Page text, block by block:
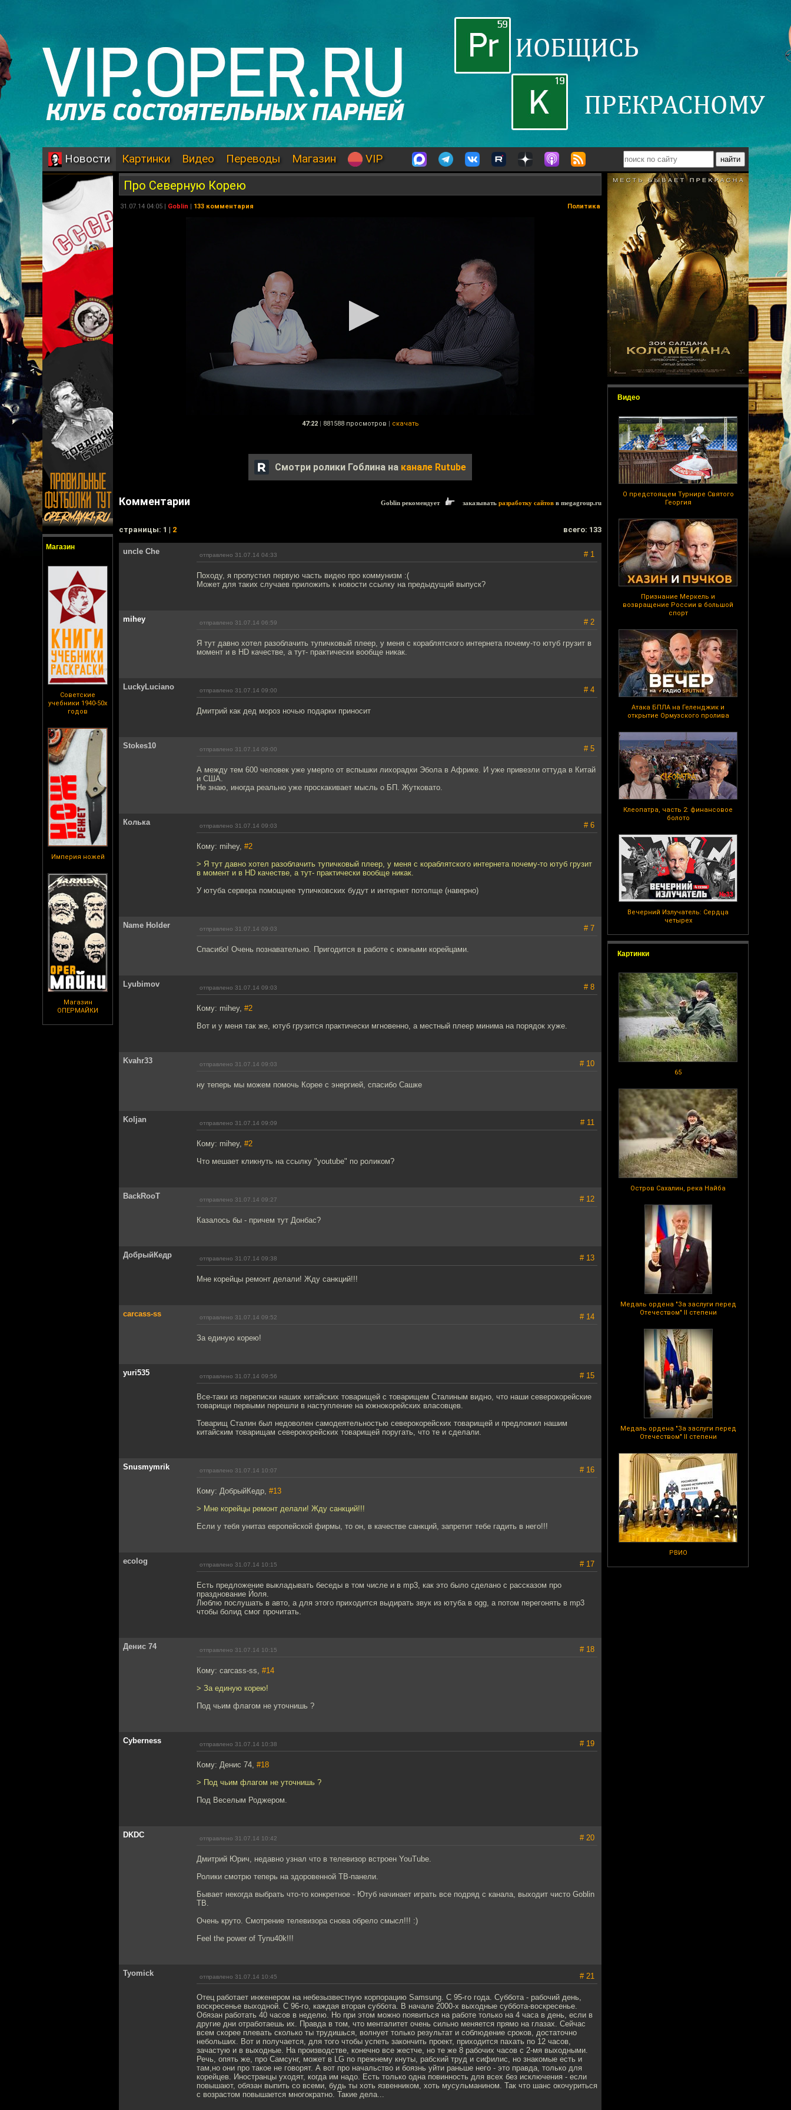
Новости Картинки Видео Переводы Магазин VIP
Магазин
Советские
учебники 1940-50х
годов
Империя ножей
Магазин
ОПЕРМАЙКИ
Видео
О предстоящем Турнире Святого
Георгия
Признание Меркель и
возвращение России в большой
спорт
Атака БПЛА на Геленджик и
открытие Ормузского пролива
Клеопатра, часть 2: финансовое
болото
Вечерний Излучатель: Сердца
четырех
Картинки
65
Остров Сахалин, река Найба
Медаль ордена "За заслуги перед
Отечеством" II степени
Медаль ордена "За заслуги перед
Отечеством" II степени
РВИО
Про Северную Корею
31.07.14 04:05 | Goblin | 133 комментария Политика
47:22 | 881588 просмотров | скачать
Смотри ролики Гоблина на канале Rutube
Комментарии Goblin рекомендует заказывать разработку сайтов в megagroup.ru
cтраницы: 1 | 2 всего: 133
uncle Che отправлено 31.07.14 04:33 # 1
Походу, я пропустил первую часть видео про коммунизм :(
Может для таких случаев приложить к новости ссылку на предыдущий выпуск?
mihey отправлено 31.07.14 06:59 # 2
Я тут давно хотел разоблачить тупичковый плеер, у меня с кораблятского интернета почему-то ютуб грузит в
момент и в HD качестве, а тут- практически вообще никак.
LuckyLuciano отправлено 31.07.14 09:00 # 4
Дмитрий как дед мороз ночью подарки приносит
Stokes10 отправлено 31.07.14 09:00 # 5
А между тем 600 человек уже умерло от вспышки лихорадки Эбола в Африке. И уже привезли оттуда в Китай
и США.
Не знаю, иногда реально уже проскакивает мысль о БП. Жутковато.
Колька отправлено 31.07.14 09:03 # 6
Кому: mihey, #2
> Я тут давно хотел разоблачить тупичковый плеер, у меня с кораблятского интернета почему-то ютуб грузит
в момент и в HD качестве, а тут- практически вообще никак.
У ютуба сервера помощнее тупичковских будут и интернет потолще (наверно)
Name Holder отправлено 31.07.14 09:03 # 7
Спасибо! Очень познавательно. Пригодится в работе с южными корейцами.
Lyubimov отправлено 31.07.14 09:03 # 8
Кому: mihey, #2
Вот и у меня так же, ютуб грузится практически мгновенно, а местный плеер минима на порядок хуже.
Kvahr33 отправлено 31.07.14 09:03 # 10
ну теперь мы можем помочь Корее с энергией, спасибо Сашке
Koljan отправлено 31.07.14 09:09 # 11
Кому: mihey, #2
Что мешает кликнуть на ссылку "youtube" по роликом?
BackRooT отправлено 31.07.14 09:27 # 12
Казалось бы - причем тут Донбас?
ДобрыйКедр отправлено 31.07.14 09:38 # 13
Мне корейцы ремонт делали! Жду санкций!!!
carcass-ss отправлено 31.07.14 09:52 # 14
За единую корею!
yuri535 отправлено 31.07.14 09:56 # 15
Все-таки из переписки наших китайских товарищей с товарищем Сталиным видно, что наши северокорейские
товарищи первыми перешли в наступление на южнокорейских власовцев.
Товарищ Сталин был недоволен самодеятельностью северокорейских товарищей и предложил нашим
китайским товарищам северокорейских товарищей поругать, что те и сделали.
Snusmymrik отправлено 31.07.14 10:07 # 16
Кому: ДобрыйКедр, #13
> Мне корейцы ремонт делали! Жду санкций!!!
Если у тебя унитаз европейской фирмы, то он, в качестве санкций, запретит тебе гадить в него!!!
ecolog отправлено 31.07.14 10:15 # 17
Есть предложение выкладывать беседы в том числе и в mp3, как это было сделано с рассказом про
празднование Йоля.
Люблю послушать в авто, а для этого приходится выдирать звук из ютуба в ogg, а потом перегонять в mp3
чтобы болид смог прочитать.
Денис 74 отправлено 31.07.14 10:15 # 18
Кому: carcass-ss, #14
> За единую корею!
Под чьим флагом не уточнишь ?
Cyberness отправлено 31.07.14 10:38 # 19
Кому: Денис 74, #18
> Под чьим флагом не уточнишь ?
Под Веселым Роджером.
DKDC отправлено 31.07.14 10:42 # 20
Дмитрий Юрич, недавно узнал что в телевизор встроен YouTube.
Ролики смотрю теперь на здоровенной ТВ-панели.
Бывает некогда выбрать что-то конкретное - Ютуб начинает играть все подряд с канала, выходит чисто Goblin
ТВ.
Очень круто. Смотрение телевизора снова обрело смысл!!! :)
Feel the power of Tynu40k!!!
Tyomick отправлено 31.07.14 10:45 # 21
Отец работает инженером на небезызвестную корпорацию Samsung. С 95-го года. Суббота - рабочий день,
воскресенье выходной. С 96-го, каждая вторая суббота. В начале 2000-х выходные суббота-воскресенье.
Обязан работать 40 часов в неделю. Но при этом можно появиться на работе только на 4 часа в день, если в
другие дни отработаешь их. Правда в том, что менталитет очень сильно меняется прямо на глазах. Сейчас
всем скорее плевать сколько ты трудишься, волнует только результат и соблюдение сроков, достаточно
небольших. Вот и получается, для того чтобы успеть закончить проект, приходится пахать по 12 часов,
зачастую и в выходные. На производстве, конечно все жестче, но те же 8 рабочих часов с 2-мя выходными.
Речь, опять же, про Самсунг, может в LG по прежнему кнуты, рабский труд и сифилис, но знакомые есть и
там,но они про такое не говорят. А вот про начальство и боязнь уйти раньше него - это правда, только для
корейцев. Иностранцы уходят, когда им надо. Есть только одна повинность для всех без исключения - если
повышают, обязан выпить со всеми, будь ты хоть язвенником, хоть мусульманином. Так что шанс окочуриться
с возрастом повышается многократно. Такие дела...